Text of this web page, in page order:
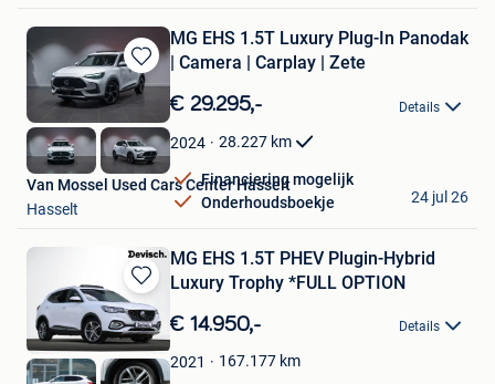
Bewaren
in
Favorieten
MG EHS 1.5T Luxury Plug-In Panodak
| Camera | Carplay | Zete
€ 29.295,- Details
2024 28.227 km
Financiering mogelijk
Onderhoudsboekje
Van Mossel Used Cars Center Hasselt
Hasselt
24 jul 26
Bewaren
in
Mijn
Favorieten
MG EHS 1.5T PHEV Plugin-Hybrid
Luxury Trophy *FULL OPTION
€ 14.950,- Details
2021 167.177 km